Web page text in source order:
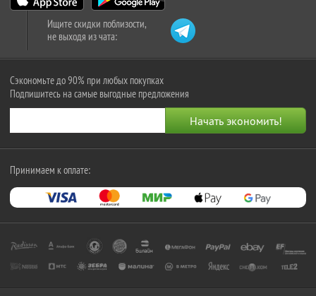
Ищите скидки поблизости,
не выходя из чата:
Сэкономьте до 90% при любых покупках
Подпишитесь на самые выгодные предложения
Принимаем к оплате: